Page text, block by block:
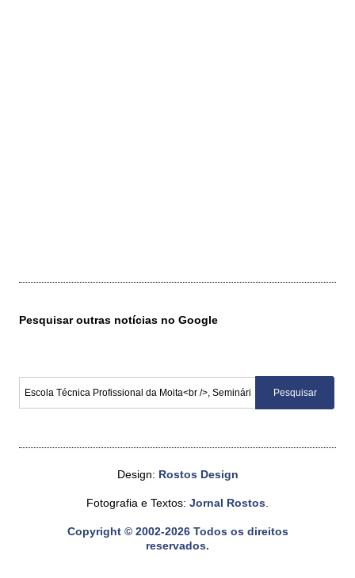
Pesquisar outras notícias no Google
Design: Rostos Design
Fotografia e Textos: Jornal Rostos.
Copyright © 2002-2026 Todos os direitos
reservados.